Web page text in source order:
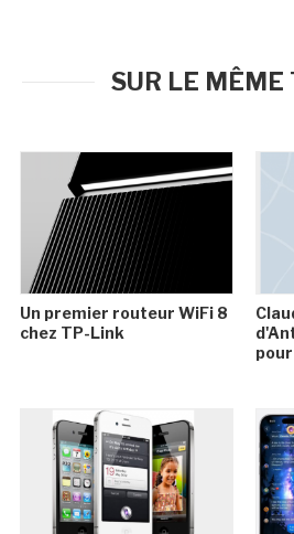
SUR LE MÊME
Un premier routeur WiFi 8
chez TP-Link